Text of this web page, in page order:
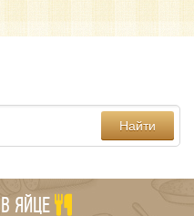
Найти
ЯЙЦЕ